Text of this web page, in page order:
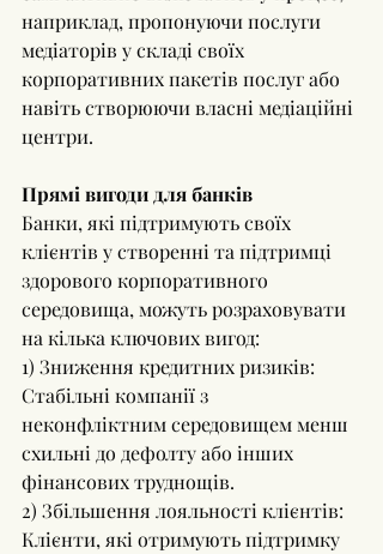
наприклад, пропонуючи послуги
медіаторів у складі своїх
корпоративних пакетів послуг або
навіть створюючи власні медіаційні
центри.
Прямі вигоди для банків
Банки, які підтримують своїх
клієнтів у створенні та підтримці
здорового корпоративного
середовища, можуть розраховувати
на кілька ключових вигод:
1) Зниження кредитних ризиків:
Стабільні компанії з
неконфліктним середовищем менш
схильні до дефолту або інших
фінансових труднощів.
2) Збільшення лояльності клієнтів:
Клієнти, які отримують підтримку